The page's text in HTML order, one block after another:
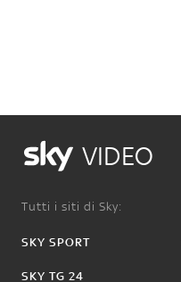
VIDEO
Tutti i siti di Sky:
SKY SPORT
SKY TG 24